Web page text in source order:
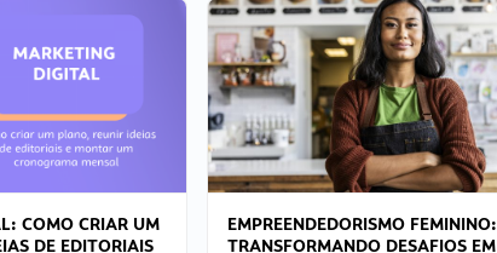
COMO CRIAR UM
DE EDITORIAIS
EMPREENDEDORISMO FEMININO:
TRANSFORMANDO DESAFIOS EM